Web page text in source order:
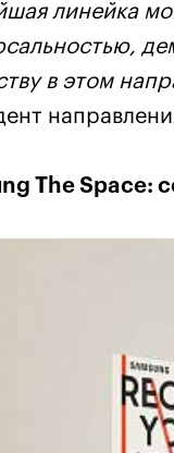
линейка
в этом
The Space: